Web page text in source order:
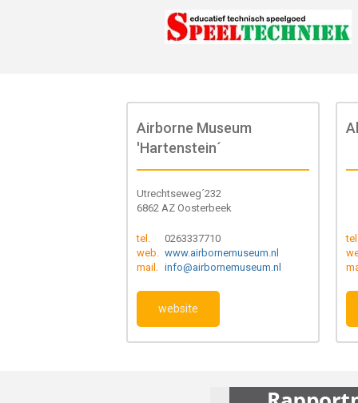
Airborne Museum
'Hartenstein´
Utrechtseweg´232
6862 AZ Oosterbeek
tel.
0263337710
web. www.airbornemuseum.nl
mail. info@airbornemuseum.nl
website